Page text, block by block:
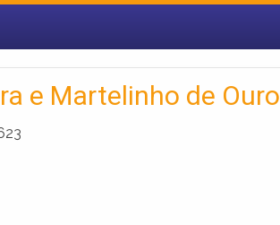
e Martelinho de Ouro